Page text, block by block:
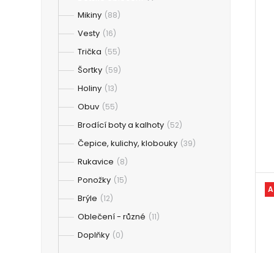
Mikiny (88)
Vesty (16)
Trička (55)
Šortky (59)
Holiny (13)
Obuv (55)
Brodící boty a kalhoty (52)
Čepice, kulichy, klobouky (39)
Rukavice (8)
Ponožky (15)
Brýle (12)
Oblečení - různé (11)
Doplňky (0)